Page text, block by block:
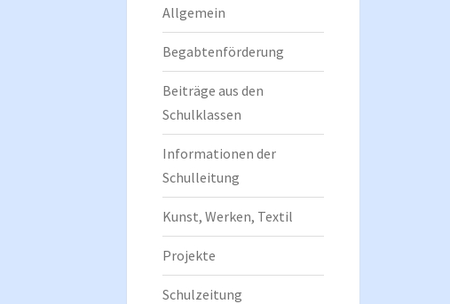
Allgemein
Begabtenförderung
Beiträge aus den
Schulklassen
Informationen der
Schulleitung
Kunst, Werken, Textil
Projekte
Schulzeitung